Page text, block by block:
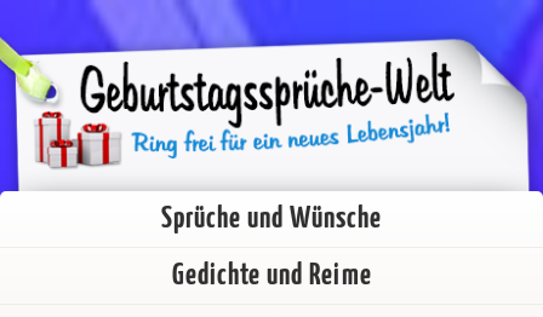
Sprüche und Wünsche
Gedichte und Reime